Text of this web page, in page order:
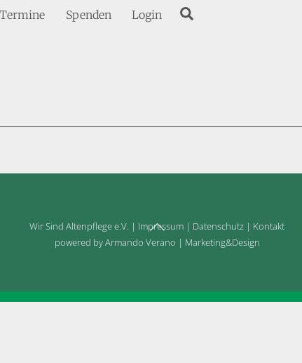
Termine Spenden Login
Back
To
Wir Sind Altenpflege e.V. | Impressum | Datenschutz | Kontakt
powered by Armando Verano | Marketing&Design